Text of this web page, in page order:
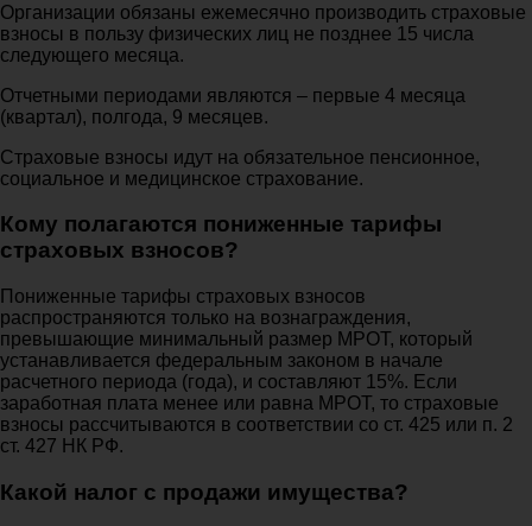
Организации обязаны ежемесячно производить страховые
взносы в пользу физических лиц не позднее 15 числа
следующего месяца.
Отчетными периодами являются – первые 4 месяца
(квартал), полгода, 9 месяцев.
Страховые взносы идут на обязательное пенсионное,
социальное и медицинское страхование.
Кому полагаются пониженные тарифы
страховых взносов?
Пониженные тарифы страховых взносов
распространяются только на вознаграждения,
превышающие минимальный размер МРОТ, который
устанавливается федеральным законом в начале
расчетного периода (года), и составляют 15%. Если
заработная плата менее или равна МРОТ, то страховые
взносы рассчитываются в соответствии со ст. 425 или п. 2
ст. 427 НК РФ.
Какой налог с продажи имущества?